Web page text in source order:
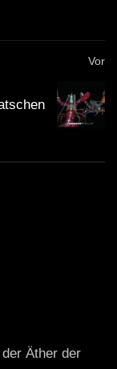
Vor
Äther der